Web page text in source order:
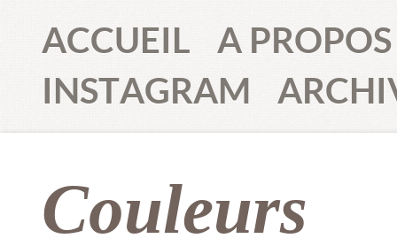
ACCUEIL
A PROPOS
INSTAGRAM
Couleurs